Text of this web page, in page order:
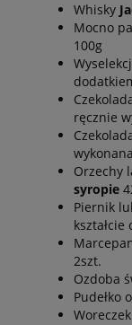
Whisky
Mocno
100g
ręcznie
Orzechy
syropie
Piernik
kształcie
2szt.
Ozdoba
Pudełko